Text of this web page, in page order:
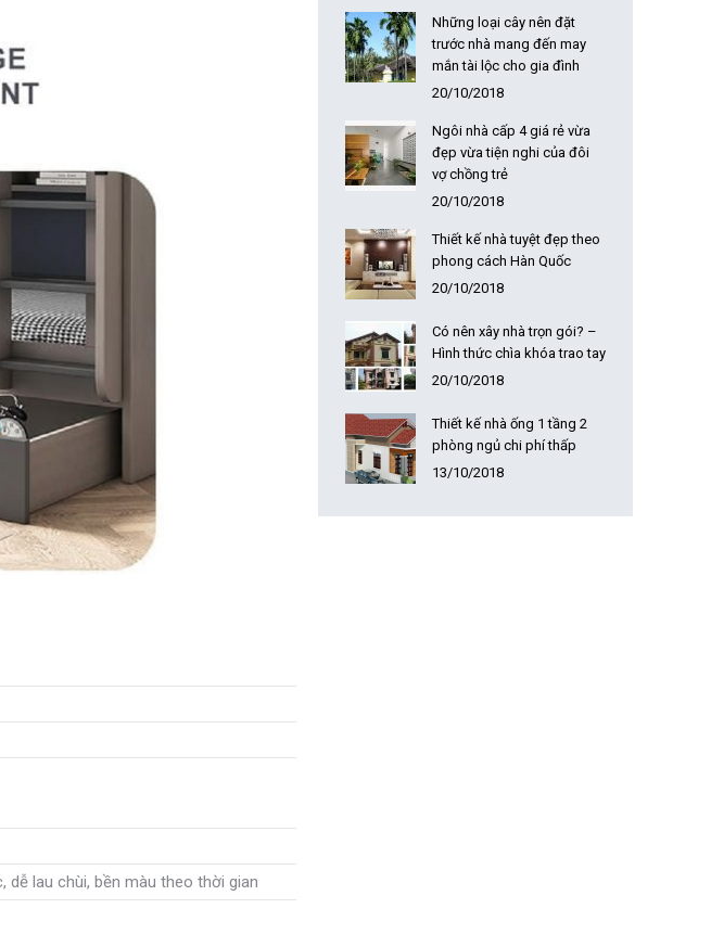
dễ lau chùi, bền màu theo thời gian
Những loại cây nên đặt
trước nhà mang đến may
mắn tài lộc cho gia đình
20/10/2018
Ngôi nhà cấp 4 giá rẻ vừa
đẹp vừa tiện nghi của đôi
vợ chồng trẻ
20/10/2018
Thiết kế nhà tuyệt đẹp theo
phong cách Hàn Quốc
20/10/2018
Có nên xây nhà trọn gói? –
Hình thức chìa khóa trao tay
20/10/2018
Thiết kế nhà ống 1 tầng 2
phòng ngủ chi phí thấp
13/10/2018